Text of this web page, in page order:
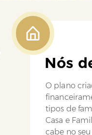
Nós
O plano
tipos de
Casa e
cabe no